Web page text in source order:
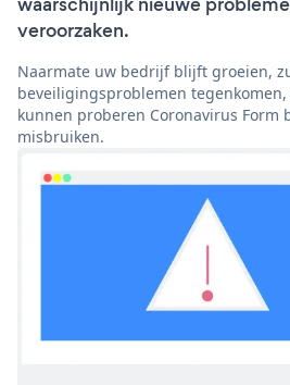
veroorzaken.
Naarmate uw bedrijf blijft groeien,
beveiligingsproblemen tegenkomen,
kunnen proberen Coronavirus Form
misbruiken.